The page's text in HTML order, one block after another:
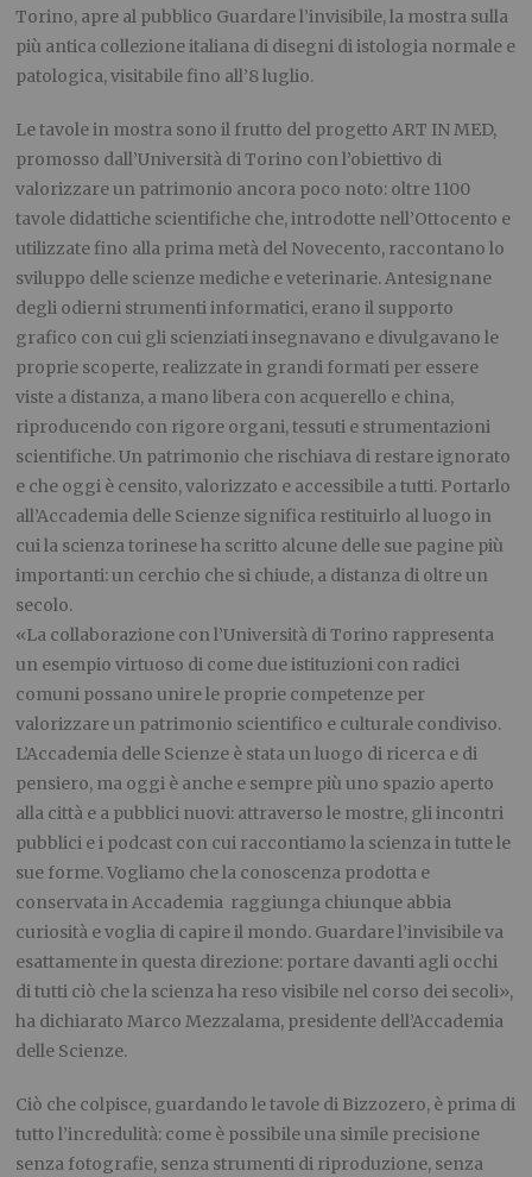
Torino, apre al pubblico Guardare l’invisibile, la mostra sulla
più antica collezione italiana di disegni di istologia normale e
patologica, visitabile fino all’8 luglio.
Le tavole in mostra sono il frutto del progetto ART IN MED,
promosso dall’Università di Torino con l’obiettivo di
valorizzare un patrimonio ancora poco noto: oltre 1100
tavole didattiche scientifiche che, introdotte nell’Ottocento e
utilizzate fino alla prima metà del Novecento, raccontano lo
sviluppo delle scienze mediche e veterinarie. Antesignane
degli odierni strumenti informatici, erano il supporto
grafico con cui gli scienziati insegnavano e divulgavano le
proprie scoperte, realizzate in grandi formati per essere
viste a distanza, a mano libera con acquerello e china,
riproducendo con rigore organi, tessuti e strumentazioni
scientifiche. Un patrimonio che rischiava di restare ignorato
e che oggi è censito, valorizzato e accessibile a tutti. Portarlo
all’Accademia delle Scienze significa restituirlo al luogo in
cui la scienza torinese ha scritto alcune delle sue pagine più
importanti: un cerchio che si chiude, a distanza di oltre un
secolo.
«La collaborazione con l’Università di Torino rappresenta
un esempio virtuoso di come due istituzioni con radici
comuni possano unire le proprie competenze per
valorizzare un patrimonio scientifico e culturale condiviso.
L’Accademia delle Scienze è stata un luogo di ricerca e di
pensiero, ma oggi è anche e sempre più uno spazio aperto
alla città e a pubblici nuovi: attraverso le mostre, gli incontri
pubblici e i podcast con cui raccontiamo la scienza in tutte le
sue forme. Vogliamo che la conoscenza prodotta e
conservata in Accademia raggiunga chiunque abbia
curiosità e voglia di capire il mondo. Guardare l’invisibile va
esattamente in questa direzione: portare davanti agli occhi
di tutti ciò che la scienza ha reso visibile nel corso dei secoli»,
ha dichiarato Marco Mezzalama, presidente dell’Accademia
delle Scienze.
Ciò che colpisce, guardando le tavole di Bizzozero, è prima di
tutto l’incredulità: come è possibile una simile precisione
senza fotografie, senza strumenti di riproduzione, senza